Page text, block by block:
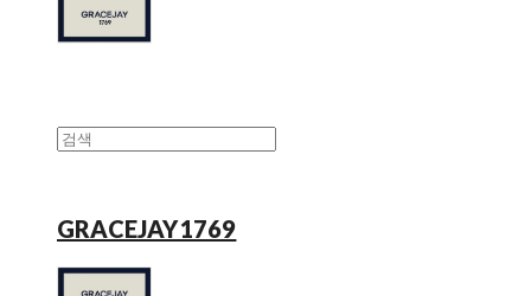
GRACEJAY1769